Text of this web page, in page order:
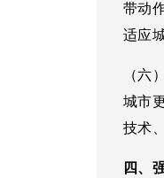
带动
适应
（六
城市
技术
四、